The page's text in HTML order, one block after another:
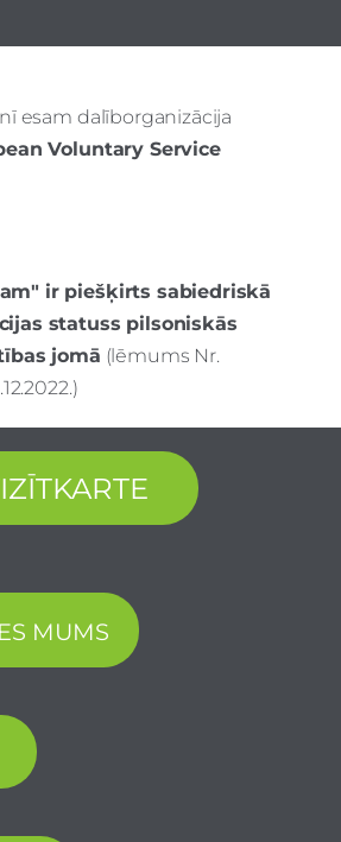
esam dalīborganizācija
Voluntary Service
ir piešķirts sabiedriskā
statuss pilsoniskās
jomā (lēmums Nr.
MUMS